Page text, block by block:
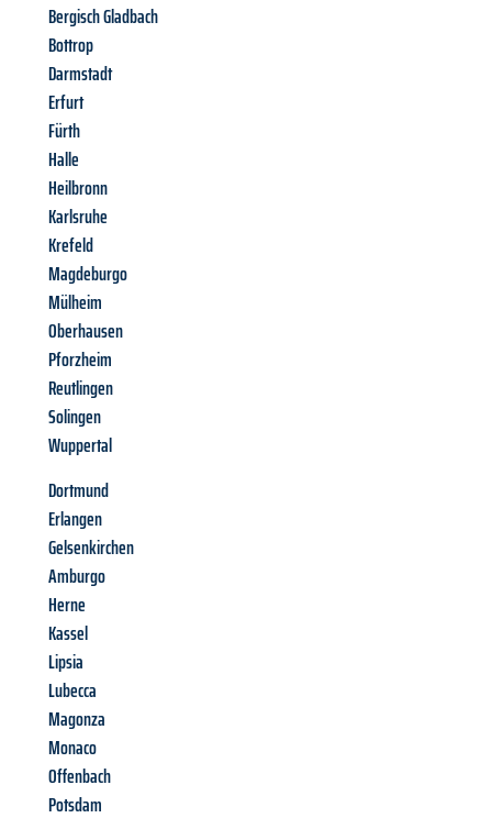
Bergisch Gladbach
Bottrop
Darmstadt
Erfurt
Fürth
Halle
Heilbronn
Karlsruhe
Krefeld
Magdeburgo
Mülheim
Oberhausen
Pforzheim
Reutlingen
Solingen
Wuppertal
Dortmund
Erlangen
Gelsenkirchen
Amburgo
Herne
Kassel
Lipsia
Lubecca
Magonza
Monaco
Offenbach
Potsdam